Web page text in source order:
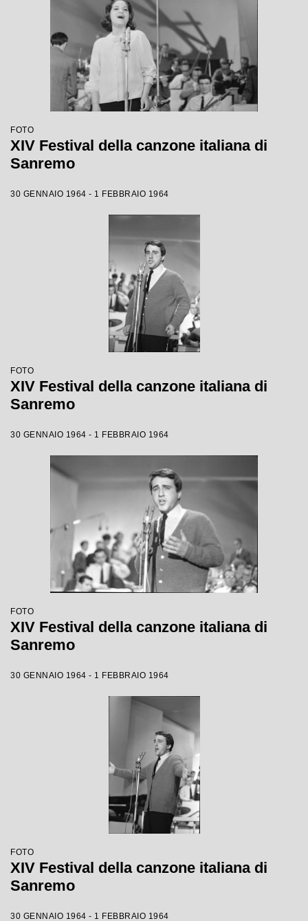
FOTO
XIV Festival della canzone italiana di
Sanremo
30 GENNAIO 1964 - 1 FEBBRAIO 1964
FOTO
XIV Festival della canzone italiana di
Sanremo
30 GENNAIO 1964 - 1 FEBBRAIO 1964
FOTO
XIV Festival della canzone italiana di
Sanremo
30 GENNAIO 1964 - 1 FEBBRAIO 1964
FOTO
XIV Festival della canzone italiana di
Sanremo
30 GENNAIO 1964 - 1 FEBBRAIO 1964